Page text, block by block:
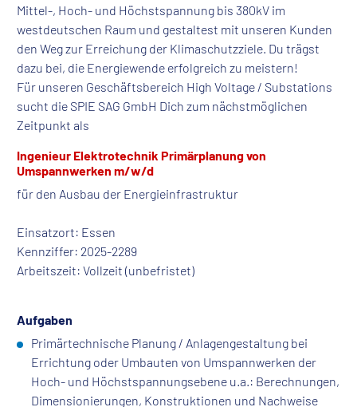
Mittel-, Hoch- und Höchstspannung bis 380kV im
westdeutschen Raum und gestaltest mit unseren Kunden
den Weg zur Erreichung der Klimaschutzziele. Du trägst
dazu bei, die Energiewende erfolgreich zu meistern!
Für unseren Geschäftsbereich High Voltage / Substations
sucht die SPIE SAG GmbH Dich zum nächstmöglichen
Zeitpunkt als
Ingenieur Elektrotechnik Primärplanung von
Umspannwerken m/w/d
für den Ausbau der Energieinfrastruktur
Einsatzort: Essen
Kennziffer: 2025-2289
Arbeitszeit: Vollzeit (unbefristet)
Aufgaben
Primärtechnische Planung / Anlagengestaltung bei
Errichtung oder Umbauten von Umspannwerken der
Hoch- und Höchstspannungsebene u.a.: Berechnungen,
Dimensionierungen, Konstruktionen und Nachweise